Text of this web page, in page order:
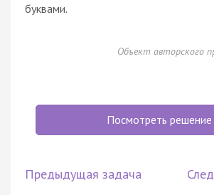
буквами.
Объект авторского
Посмотреть решение
Предыдущая задача